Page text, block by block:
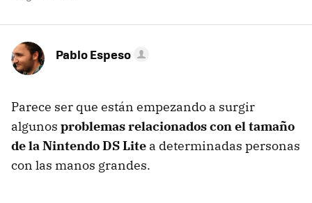
Pablo Espeso
Parece ser que están empezando a surgir
algunos problemas relacionados con el tamaño
de la Nintendo DS Lite a determinadas personas
con las manos grandes.